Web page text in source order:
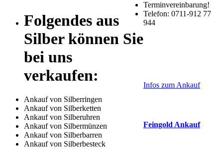
Folgendes aus
Silber können Sie
bei uns
verkaufen:
Ankauf von Silberringen
Ankauf von Silberketten
Ankauf von Silberuhren
Ankauf von Silbermünzen
Ankauf von Silberbarren
Ankauf von Silberbesteck
Terminvereinbarung!
Telefon: 0711-912 77
944
Sidebar
(Primary)
Infos zum Ankauf
Feingold Ankauf